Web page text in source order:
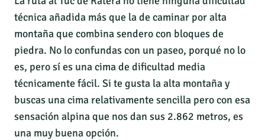
técnica añadida más que la de caminar por alta
montaña que combina sendero con bloques de
piedra. No lo confundas con un paseo, porqué no lo
es, pero sí es una cima de dificultad media
técnicamente fácil. Si te gusta la alta montaña y
buscas una cima relativamente sencilla pero con esa
sensación alpina que nos dan sus 2.862 metros, es
una muy buena opción.